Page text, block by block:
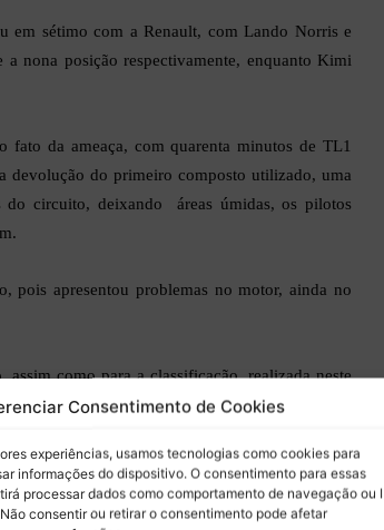
Consentimento de Cookies
experiências, usamos tecnologias como cookies para
informações do dispositivo. O consentimento para essas
processar dados como comportamento de navegação ou
consentir ou retirar o consentimento pode afetar
em sétimo com a Renault, com Lando Norris e
nona posição respectivamente, enquanto Kimi
fato da ameaça, com quarenta minutos de TL1
devolução do primeiro composto utilizado, uma
circuito, deixando áreas úmidas, os pilotos
.
pois apresentou problemas no motor, ainda no
assim como para a classificação, realizada neste
para a realização do segundo treino livre.
Hungria